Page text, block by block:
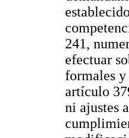
241,
efectuar
formales
artículo
ni ajustes